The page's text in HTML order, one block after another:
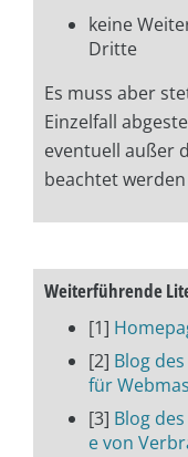
keine
Dritte
Es muss aber
Einzelfall
eventuell außer
beachtet
Weiterführende
[1]
[2] Blog
für
[3] Blog
e von